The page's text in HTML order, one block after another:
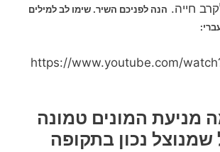
חייה. הנה לפניכם השיר. שימו לב למילים
https://www.youtube.com/
מניעת המונים טמונה
שמנוצל נכון בתקופה